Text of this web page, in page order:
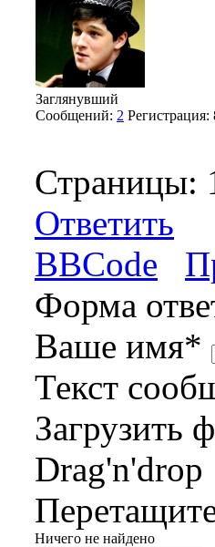
Заглянувший
Сообщений: 2 Регистрация:
Страницы:
Ответить
BBCode
Форма
Ваше имя*
Текст
Загрузить
Drag'n'drop
Ничего не найдено